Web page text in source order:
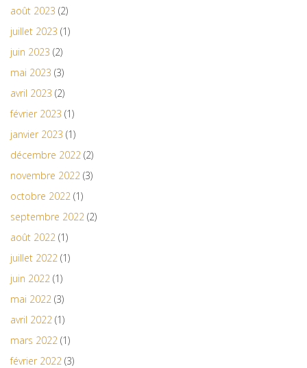
août 2023 (2)
juillet 2023 (1)
juin 2023 (2)
mai 2023 (3)
avril 2023 (2)
février 2023 (1)
janvier 2023 (1)
décembre 2022 (2)
novembre 2022 (3)
octobre 2022 (1)
septembre 2022 (2)
août 2022 (1)
juillet 2022 (1)
juin 2022 (1)
mai 2022 (3)
avril 2022 (1)
mars 2022 (1)
février 2022 (3)